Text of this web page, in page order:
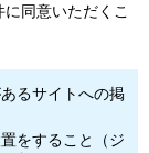
同意いただくこ
るサイトへの掲
をすること（ジ